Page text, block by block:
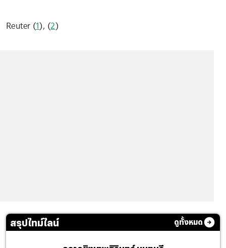
Reuter (1), (2)
สรุปไทม์ไลน์ ดูทั้งหมด